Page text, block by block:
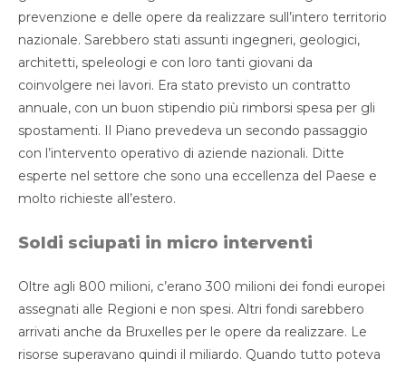
prevenzione e delle opere da realizzare sull’intero territorio
nazionale. Sarebbero stati assunti ingegneri, geologici,
architetti, speleologi e con loro tanti giovani da
coinvolgere nei lavori. Era stato previsto un contratto
annuale, con un buon stipendio più rimborsi spesa per gli
spostamenti. Il Piano prevedeva un secondo passaggio
con l’intervento operativo di aziende nazionali. Ditte
esperte nel settore che sono una eccellenza del Paese e
molto richieste all’estero.
Soldi sciupati in micro interventi
Oltre agli 800 milioni, c’erano 300 milioni dei fondi europei
assegnati alle Regioni e non spesi. Altri fondi sarebbero
arrivati anche da Bruxelles per le opere da realizzare. Le
risorse superavano quindi il miliardo. Quando tutto poteva